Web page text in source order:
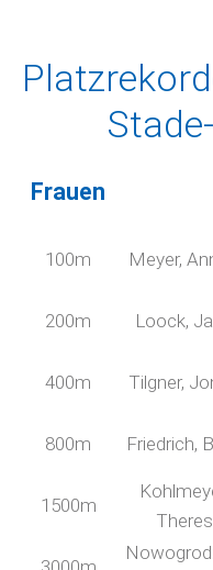
Frauen
100m Meyer,
200m Loock,
400m Tilgner,
800m Friedrich,
1500m
Theres